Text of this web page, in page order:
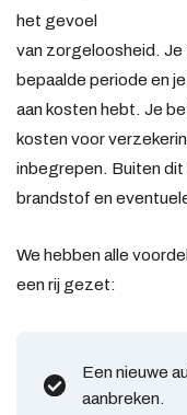
het gevoel
van zorgeloosheid.
bepaalde periode en
aan kosten hebt. Je
kosten voor
inbegrepen. Buiten
brandstof en
We hebben alle
een rij gezet:
Een nieuwe
aanbreken.